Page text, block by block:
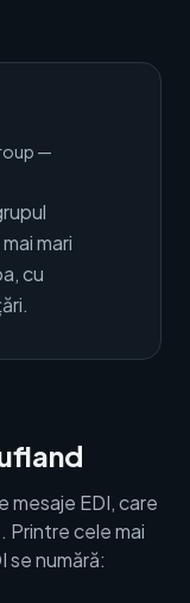
—
mari
cu
mesaje EDI, care
Printre cele mai
se numără: